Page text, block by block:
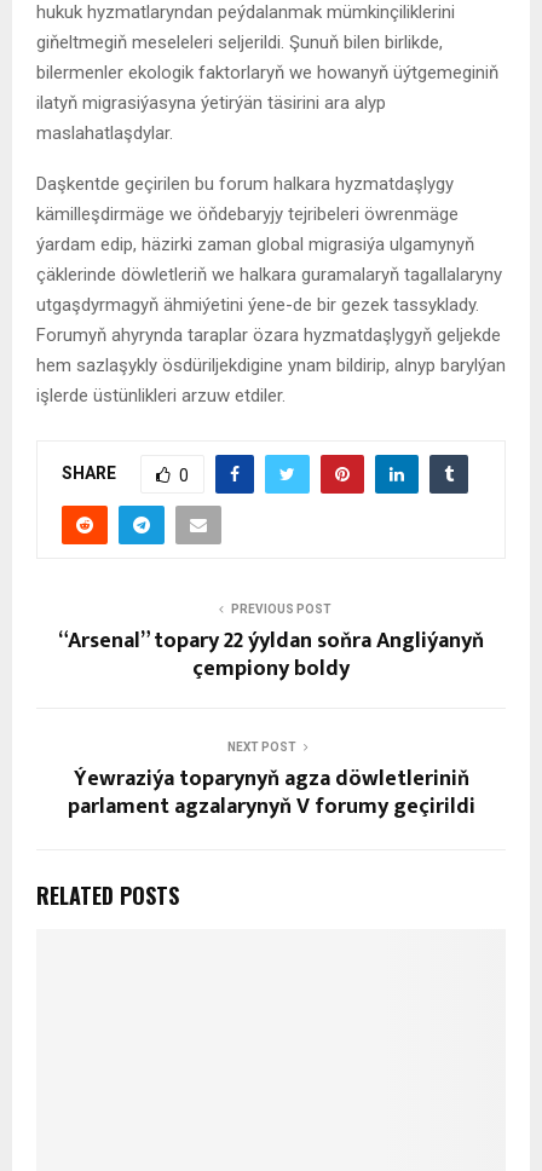
hukuk hyzmatlaryndan peýdalanmak mümkinçiliklerini
giňeltmegiň meseleleri seljerildi. Şunuň bilen birlikde,
bilermenler ekologik faktorlaryň we howanyň üýtgemeginiň
ilatyň migrasiýasyna ýetirýän täsirini ara alyp
maslahatlaşdylar.
Daşkentde geçirilen bu forum halkara hyzmatdaşlygy
kämilleşdirmäge we öňdebaryjy tejribeleri öwrenmäge
ýardam edip, häzirki zaman global migrasiýa ulgamynyň
çäklerinde döwletleriň we halkara guramalaryň tagallalaryny
utgaşdyrmagyň ähmiýetini ýene-de bir gezek tassyklady.
Forumyň ahyrynda taraplar özara hyzmatdaşlygyň geljekde
hem sazlaşykly ösdüriljekdigine ynam bildirip, alnyp barylýan
işlerde üstünlikleri arzuw etdiler.
SHARE 0
PREVIOUS POST
“Arsenal” topary 22 ýyldan soňra Angliýanyň
çempiony boldy
NEXT POST
Ýewraziýa toparynyň agza döwletleriniň
parlament agzalarynyň V forumy geçirildi
RELATED POSTS